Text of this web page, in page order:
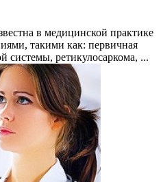
в медицинской практике
такими как: первичная
системы, ретикулосаркома, ...